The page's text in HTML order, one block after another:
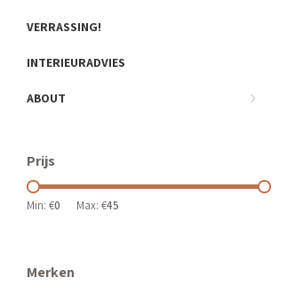
VERRASSING!
INTERIEURADVIES
ABOUT
Prijs
Min: €0 Max: €45
Merken